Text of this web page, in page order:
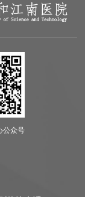
公众号